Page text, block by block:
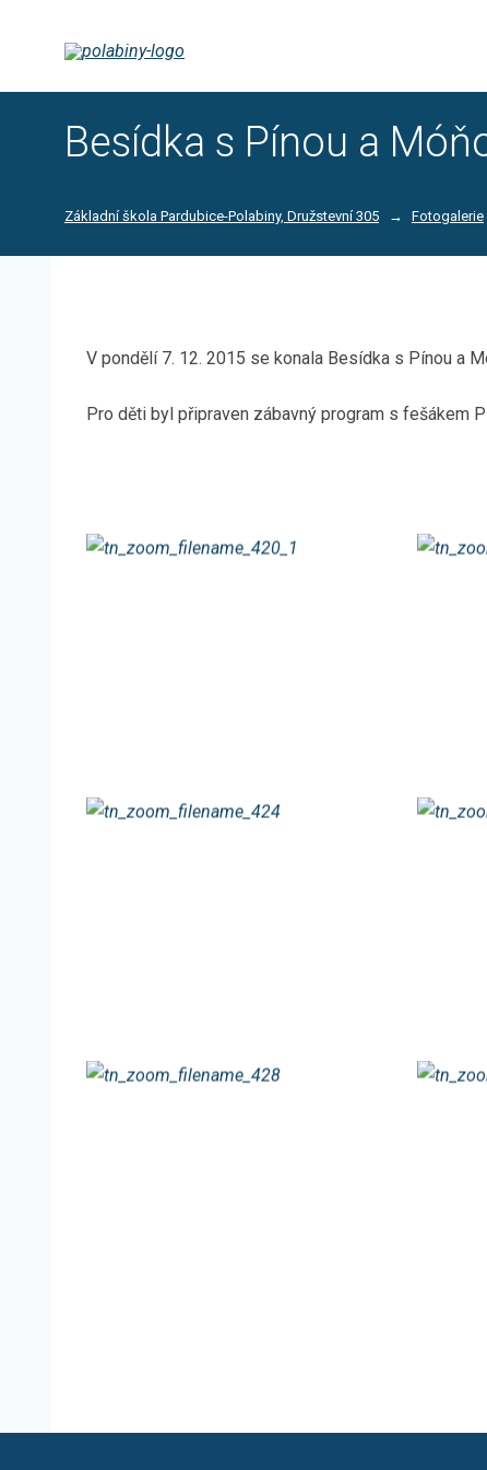
Besídka s Pínou a
Základní škola Pardubice-Polabiny, Družstevní 305 Fotogalerie
V pondělí 7. 12. 2015 se konala Besídka s Pínou a
Pro děti byl připraven zábavný program s fešákem